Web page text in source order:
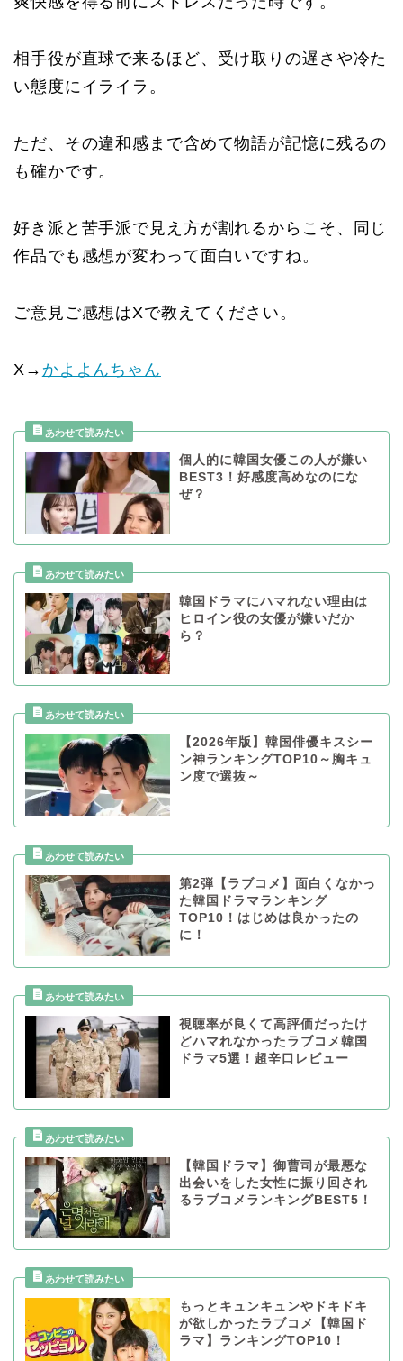
相手役が直球で来るほど、受け取りの遅さや冷た
い態度にイライラ。
ただ、その違和感まで含めて物語が記憶に残るの
も確かです。
好き派と苦手派で見え方が割れるからこそ、同じ
作品でも感想が変わって面白いですね。
ご意見ご感想はXで教えてください。
X→ かよよんちゃん
個人的に韓国女優この人が嫌い
BEST3！好感度高めなのにな
ぜ？
韓国ドラマにハマれない理由は
ヒロイン役の女優が嫌いだか
ら？
【2026年版】韓国俳優キスシー
ン神ランキングTOP10～胸キュ
ン度で選抜～
第2弾【ラブコメ】面白くなかっ
た韓国ドラマランキング
TOP10！はじめは良かったの
に！
視聴率が良くて高評価だったけ
どハマれなかったラブコメ韓国
ドラマ5選！超辛口レビュー
【韓国ドラマ】御曹司が最悪な
出会いをした女性に振り回され
るラブコメランキングBEST5！
もっとキュンキュンやドキドキ
が欲しかったラブコメ【韓国ド
ラマ】ランキングTOP10！